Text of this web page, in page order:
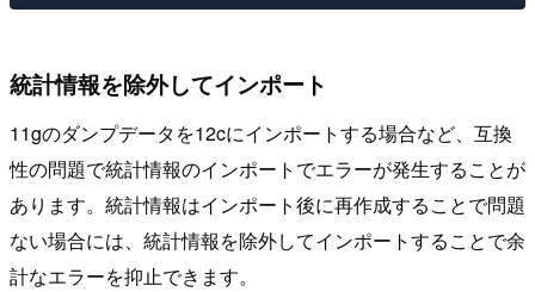
統計情報を除外してインポート
11gのダンプデータを12cにインポートする場合など、互換
性の問題で統計情報のインポートでエラーが発生することが
あります。統計情報はインポート後に再作成することで問題
ない場合には、統計情報を除外してインポートすることで余
計なエラーを抑止できます。